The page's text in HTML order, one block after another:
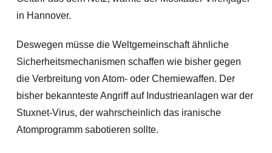
in Hannover.
Deswegen müsse die Weltgemeinschaft ähnliche
Sicherheitsmechanismen schaffen wie bisher gegen
die Verbreitung von Atom- oder Chemiewaffen. Der
bisher bekannteste Angriff auf Industrieanlagen war der
Stuxnet-Virus, der wahrscheinlich das iranische
Atomprogramm sabotieren sollte.